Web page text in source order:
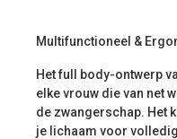
Multifunctioneel &
Het full body-ontwerp
elke vrouw die van net
de zwangerschap. Het
je lichaam voor